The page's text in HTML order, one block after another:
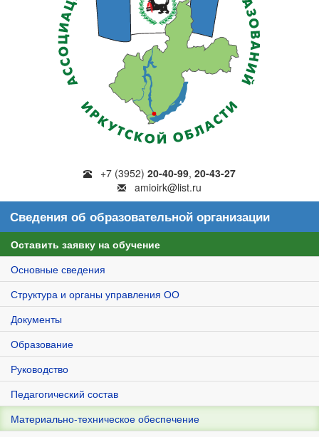
+7 (3952) 20-40-99, 20-43-27
amioirk@list.ru
Сведения об образовательной организации
Оставить заявку на обучение
Основные сведения
Структура и органы управления ОО
Документы
Образование
Руководство
Педагогический состав
Материально-техническое обеспечение